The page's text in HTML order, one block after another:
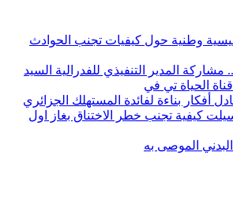
وطنية حول كيفيات تجنب الحوادث
مشاركة المدير التنفيذي للفدرالية السيد
الحياة تي في
أفكار بناءة لفائدة المستهلك الجزائري
كيفية تجنب خطر الاختناق بغاز اول
الموصى به